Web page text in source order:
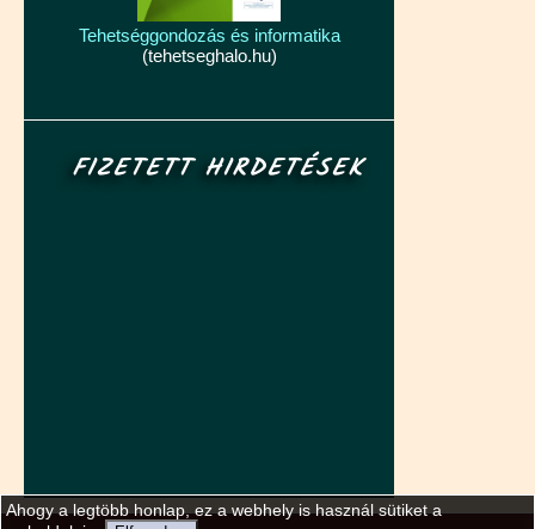
Tehetséggondozás és informatika
(tehetseghalo.hu)
FIZETETT HIRDETÉSEK
Ahogy a legtöbb honlap, ez a webhely is használ sütiket a